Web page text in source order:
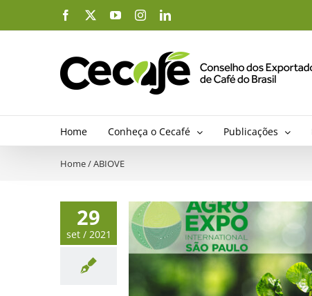
o
Facebook YouTubeInstagramLinkedIn
Home Conheça o Cecafé Publicações
Home/ABIOVE
29
set / 2021